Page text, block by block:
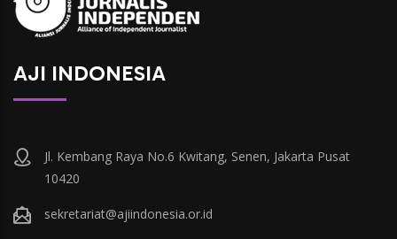
AJI INDONESIA
Jl. Kembang Raya No.6 Kwitang, Senen, Jakarta Pusat
10420
sekretariat@ajiindonesia.or.id